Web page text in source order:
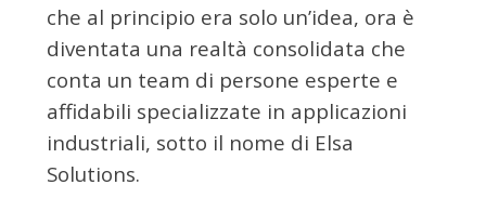
che al principio era solo un’idea, ora è
diventata una realtà consolidata che
conta un team di persone esperte e
affidabili specializzate in applicazioni
industriali, sotto il nome di Elsa
Solutions.